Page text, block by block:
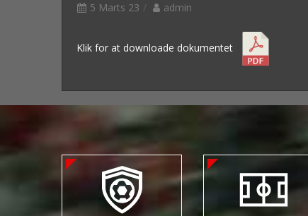
5 Marts 23 admin
Klik for at downloade dokumentet